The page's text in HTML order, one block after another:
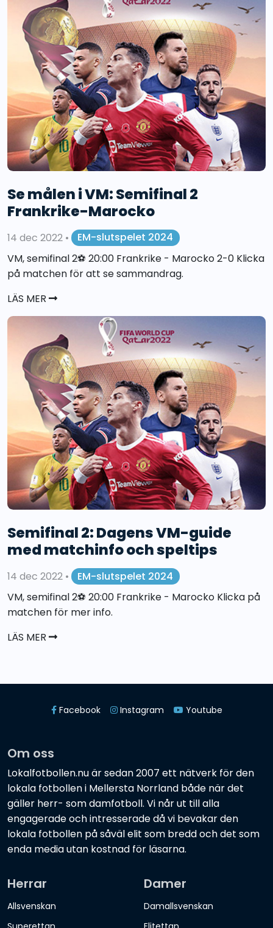
Se målen i VM: Semifinal 2
Frankrike-Marocko
14 dec 2022 •
EM-slutspelet 2024
VM, semifinal 2⚽️ 20:00 Frankrike - Marocko 2-0 Klicka
på matchen för att se sammandrag.
LÄS MER
Semifinal 2: Dagens VM-guide
med matchinfo och speltips
14 dec 2022 •
EM-slutspelet 2024
VM, semifinal 2⚽️ 20:00 Frankrike - Marocko Klicka på
matchen för mer info.
LÄS MER
Facebook Instagram Youtube
Om oss
Lokalfotbollen.nu är sedan 2007 ett nätverk för den
lokala fotbollen i Mellersta Norrland både när det
gäller herr- som damfotboll. Vi når ut till alla
engagerade och intresserade då vi bevakar den
lokala fotbollen på såväl elit som bredd och det som
enda media utan kostnad för läsarna.
Herrar
Allsvenskan
Damer
Damallsvenskan